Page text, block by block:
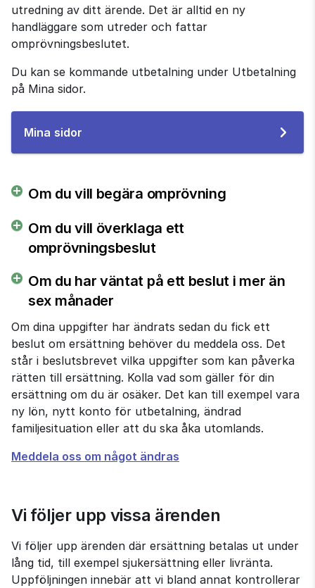
utredning av ditt ärende. Det är alltid en ny
handläggare som utreder och fattar
omprövningsbeslutet.
Du kan se kommande utbetalning under Utbetalning
på Mina sidor.
Mina sidor
Om du vill begära omprövning
Om du vill överklaga ett
omprövningsbeslut
Om du har väntat på ett beslut i mer än
sex månader
Om dina uppgifter har ändrats sedan du fick ett
beslut om ersättning behöver du meddela oss. Det
står i beslutsbrevet vilka uppgifter som kan påverka
rätten till ersättning. Kolla vad som gäller för din
ersättning om du är osäker. Det kan till exempel vara
ny lön, nytt konto för utbetalning, ändrad
familjesituation eller att du ska åka utomlands.
Meddela oss om något ändras
Vi följer upp vissa ärenden
Vi följer upp ärenden där ersättning betalas ut under
lång tid, till exempel sjukersättning eller livränta.
Uppföljningen innebär att vi bland annat kontrollerar